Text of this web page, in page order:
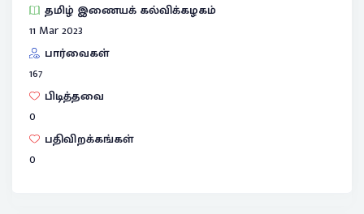
தமிழ் இணையக் கல்விக்கழகம்
11 Mar 2023
பார்வைகள்
167
பிடித்தவை
0
பதிவிறக்கங்கள்
0